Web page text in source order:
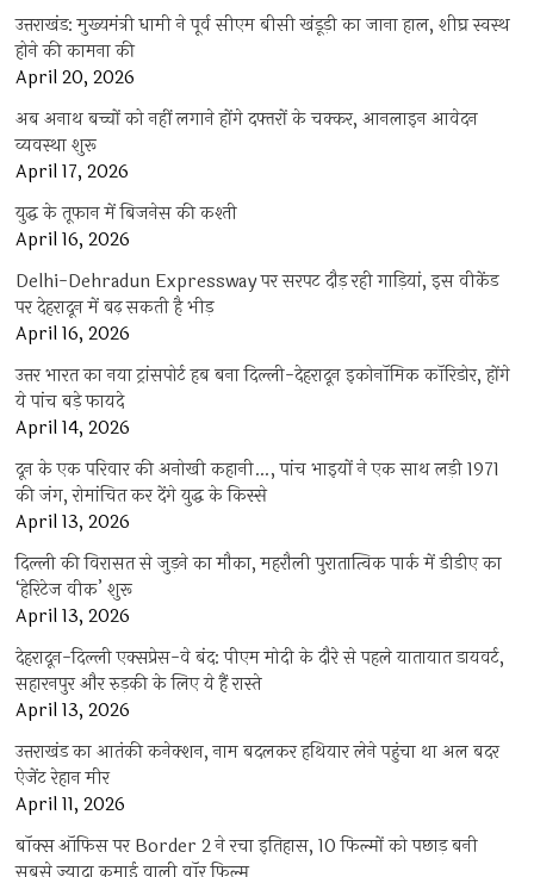
उत्तराखंड: मुख्यमंत्री धामी ने पूर्व सीएम बीसी खंडूड़ी का जाना हाल, शीघ्र स्वस्थ
होने की कामना की
April 20, 2026
अब अनाथ बच्चों को नहीं लगाने होंगे दफ्तरों के चक्कर, आनलाइन आवेदन
व्यवस्था शुरू
April 17, 2026
युद्ध के तूफान में बिजनेस की कश्ती
April 16, 2026
Delhi-Dehradun Expressway पर सरपट दौड़ रही गाड़ियां, इस वीकेंड
पर देहरादून में बढ़ सकती है भीड़
April 16, 2026
उत्तर भारत का नया ट्रांसपोर्ट हब बना दिल्ली-देहरादून इकोनॉमिक कॉरिडोर, होंगे
ये पांच बड़े फायदे
April 14, 2026
दून के एक परिवार की अनोखी कहानी…, पांच भाइयों ने एक साथ लड़ी 1971
की जंग, रोमांचित कर देंगे युद्ध के किस्से
April 13, 2026
दिल्ली की विरासत से जुड़ने का मौका, महरौली पुरातात्विक पार्क में डीडीए का
‘हेरिटेज वीक’ शुरू
April 13, 2026
देहरादून-दिल्ली एक्सप्रेस-वे बंद: पीएम मोदी के दौरे से पहले यातायात डायवर्ट,
सहारनपुर और रुड़की के लिए ये हैं रास्ते
April 13, 2026
उत्तराखंड का आतंकी कनेक्शन, नाम बदलकर हथियार लेने पहुंचा था अल बदर
ऐजेंट रेहान मीर
April 11, 2026
बॉक्स ऑफिस पर Border 2 ने रचा इतिहास, 10 फिल्मों को पछाड़ बनी